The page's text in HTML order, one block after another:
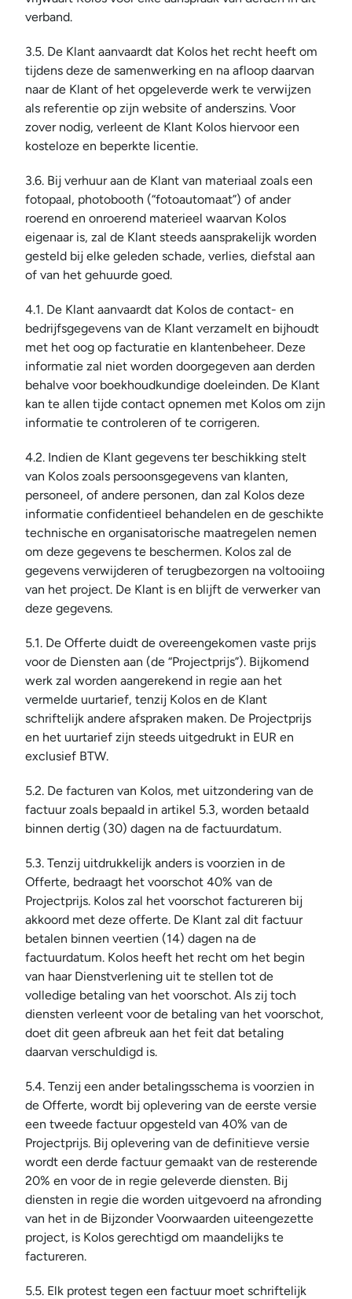
verband.
3.5. De Klant aanvaardt dat Kolos het recht heeft om
tijdens deze de samenwerking en na afloop daarvan
naar de Klant of het opgeleverde werk te verwijzen
als referentie op zijn website of anderszins. Voor
zover nodig, verleent de Klant Kolos hiervoor een
kosteloze en beperkte licentie.
3.6. Bij verhuur aan de Klant van materiaal zoals een
fotopaal, photobooth (“fotoautomaat”) of ander
roerend en onroerend materieel waarvan Kolos
eigenaar is, zal de Klant steeds aansprakelijk worden
gesteld bij elke geleden schade, verlies, diefstal aan
of van het gehuurde goed.
4.1. De Klant aanvaardt dat Kolos de contact- en
bedrijfsgegevens van de Klant verzamelt en bijhoudt
met het oog op facturatie en klantenbeheer. Deze
informatie zal niet worden doorgegeven aan derden
behalve voor boekhoudkundige doeleinden. De Klant
kan te allen tijde contact opnemen met Kolos om zijn
informatie te controleren of te corrigeren.
4.2. Indien de Klant gegevens ter beschikking stelt
van Kolos zoals persoonsgegevens van klanten,
personeel, of andere personen, dan zal Kolos deze
informatie confidentieel behandelen en de geschikte
technische en organisatorische maatregelen nemen
om deze gegevens te beschermen. Kolos zal de
gegevens verwijderen of terugbezorgen na voltooiing
van het project. De Klant is en blijft de verwerker van
deze gegevens.
5.1. De Offerte duidt de overeengekomen vaste prijs
voor de Diensten aan (de “Projectprijs”). Bijkomend
werk zal worden aangerekend in regie aan het
vermelde uurtarief, tenzij Kolos en de Klant
schriftelijk andere afspraken maken. De Projectprijs
en het uurtarief zijn steeds uitgedrukt in EUR en
exclusief BTW.
5.2. De facturen van Kolos, met uitzondering van de
factuur zoals bepaald in artikel 5.3, worden betaald
binnen dertig (30) dagen na de factuurdatum.
5.3. Tenzij uitdrukkelijk anders is voorzien in de
Offerte, bedraagt het voorschot 40% van de
Projectprijs. Kolos zal het voorschot factureren bij
akkoord met deze offerte. De Klant zal dit factuur
betalen binnen veertien (14) dagen na de
factuurdatum. Kolos heeft het recht om het begin
van haar Dienstverlening uit te stellen tot de
volledige betaling van het voorschot. Als zij toch
diensten verleent voor de betaling van het voorschot,
doet dit geen afbreuk aan het feit dat betaling
daarvan verschuldigd is.
5.4. Tenzij een ander betalingsschema is voorzien in
de Offerte, wordt bij oplevering van de eerste versie
een tweede factuur opgesteld van 40% van de
Projectprijs. Bij oplevering van de definitieve versie
wordt een derde factuur gemaakt van de resterende
20% en voor de in regie geleverde diensten. Bij
diensten in regie die worden uitgevoerd na afronding
van het in de Bijzonder Voorwaarden uiteengezette
project, is Kolos gerechtigd om maandelijks te
factureren.
5.5. Elk protest tegen een factuur moet schriftelijk